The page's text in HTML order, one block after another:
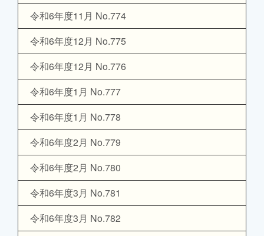
令和6年度11月 No.774
令和6年度12月 No.775
令和6年度12月 No.776
令和6年度1月 No.777
令和6年度1月 No.778
令和6年度2月 No.779
令和6年度2月 No.780
令和6年度3月 No.781
令和6年度3月 No.782